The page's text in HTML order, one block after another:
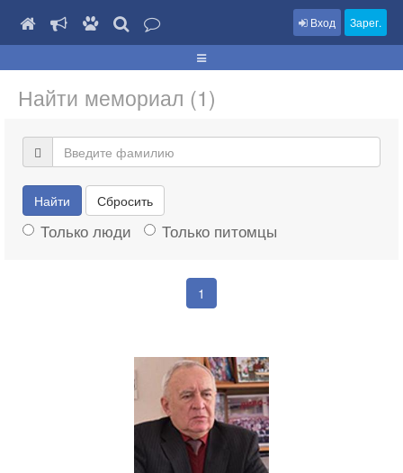
Вход Зарег.
Найти мемориал (1)
Найти Сбросить
Только люди Только питомцы
1